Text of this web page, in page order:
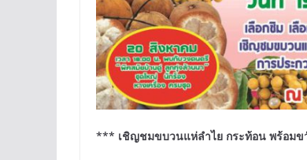
*** เชิญชมขบวนแห่ลำไย กระท้อน พร้อมข